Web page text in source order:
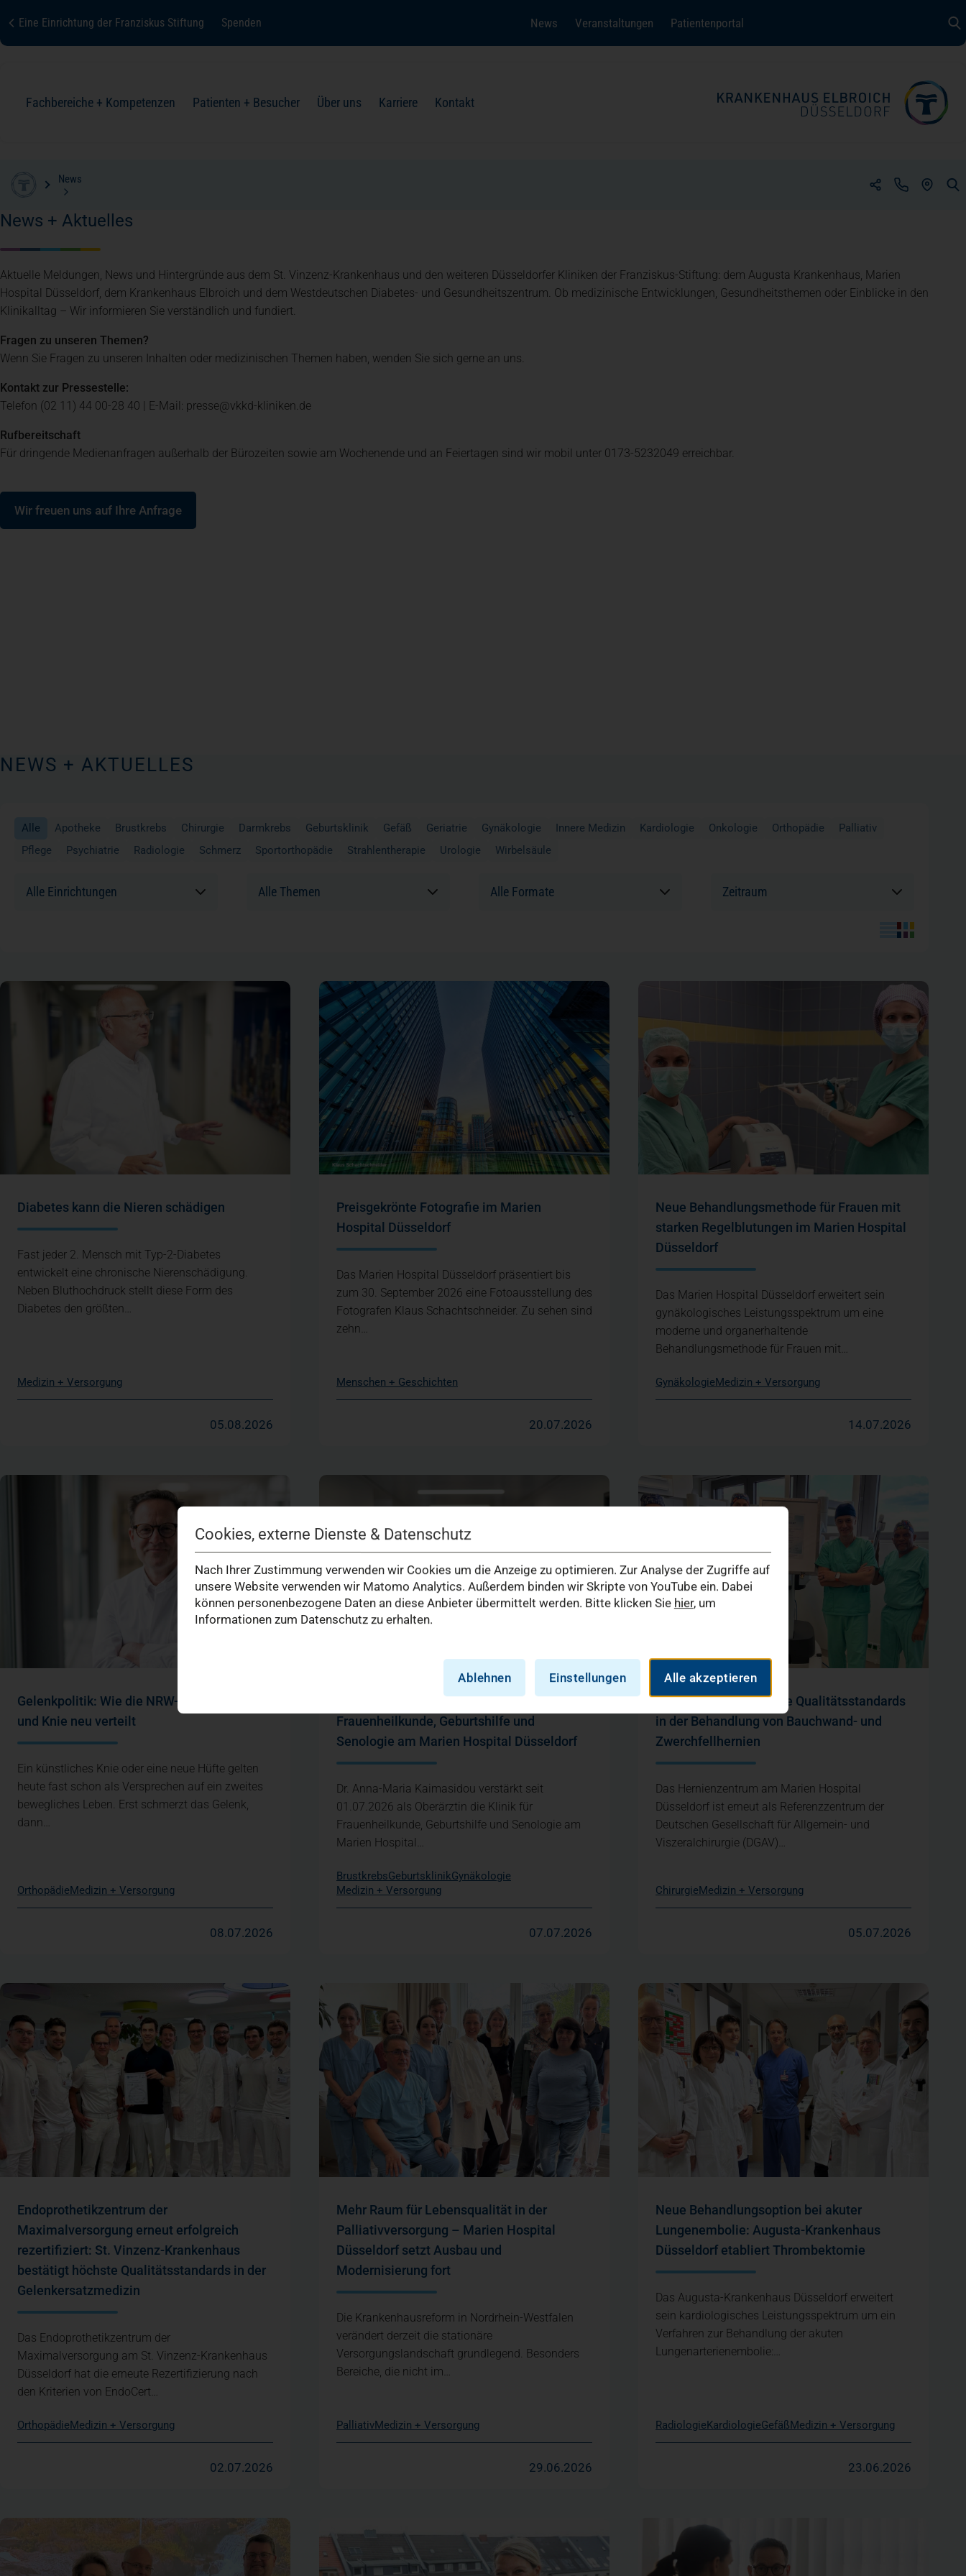
Eine Einrichtung der Franziskus Stiftung Spenden News Veranstaltungen Patientenportal
Fachbereiche + Kompetenzen Patienten + Besucher Über uns Karriere(öffnet in einem neuen Tab)
Kontakt
Fachbereiche + Kompetenzen
Klinik für Geriatrie
Psychiatrie, Psychotherapie und Psychosomatik
Patienten + Besucher
Aufnahme
Aufenthalt
Entlassung
Über uns
Organisation + Struktur
Qualität + Sicherheit
Karriere
Kontakt
News
News + Aktuelles
Aktuelle Meldungen, News und Hintergründe aus dem St. Vinzenz-Krankenhaus und den weiteren Düsseldorfer Kliniken der Franziskus-Stiftung: dem Augusta Krankenhaus, Marien
Hospital Düsseldorf, dem Krankenhaus Elbroich und dem Westdeutschen Diabetes- und Gesundheitszentrum. Ob medizinische Entwicklungen, Gesundheitsthemen oder Einblicke in den
Klinikalltag – Wir informieren Sie verständlich und fundiert.
Fragen zu unseren Themen?
Wenn Sie Fragen zu unseren Inhalten oder medizinischen Themen haben, wenden Sie sich gerne an uns.
Kontakt zur Pressestelle:
Telefon (02 11) 44 00-28 40 | E-Mail: presse@vkkd-kliniken.de
Rufbereitschaft
Für dringende Medienanfragen außerhalb der Bürozeiten sowie am Wochenende und an Feiertagen sind wir mobil unter 0173-5232049 erreichbar.
Wir freuen uns auf Ihre Anfrage
(öffnet in einem neuen Tab)
NEWS + AKTUELLES
Alle Apotheke Brustkrebs Chirurgie Darmkrebs Geburtsklinik Gefäß Geriatrie Gynäkologie Innere Medizin Kardiologie Onkologie Orthopädie
Palliativ
Pflege
Psychiatrie Radiologie Schmerz Sportorthopädie Strahlentherapie Urologie Wirbelsäule
Diabetes kann die Nieren schädigen
Fast jeder 2. Mensch mit Typ-2-Diabetes
entwickelt eine chronische Nierenschädigung.
Neben Bluthochdruck stellt diese Form des
Diabetes den größten…
Medizin + Versorgung
05.08.2026
Preisgekrönte Fotografie im Marien
Hospital Düsseldorf
Das Marien Hospital Düsseldorf präsentiert bis
zum 30. September 2026 eine Fotoausstellung des
Fotografen Klaus Schachtschneider. Zu sehen sind
zehn…
Menschen + Geschichten
20.07.2026
Neue Behandlungsmethode für Frauen mit
starken Regelblutungen im Marien Hospital
Düsseldorf
Das Marien Hospital Düsseldorf erweitert sein
gynäkologisches Leistungsspektrum um eine
moderne und organerhaltende
Behandlungsmethode für Frauen mit…
GynäkologieMedizin + Versorgung
14.07.2026
Gelenkpolitik: Wie die NRW-Reform Hüfte
und Knie neu verteilt
Ein künstliches Knie oder eine neue Hüfte gelten
heute fast schon als Versprechen auf ein zweites
bewegliches Leben. Erst schmerzt das Gelenk,
dann…
OrthopädieMedizin + Versorgung
08.07.2026
Neue Oberärztin verstärkt Klinik für
Frauenheilkunde, Geburtshilfe und
Senologie am Marien Hospital Düsseldorf
Dr. Anna-Maria Kaimasidou verstärkt seit
01.07.2026 als Oberärztin die Klinik für
Frauenheilkunde, Geburtshilfe und Senologie am
Marien Hospital…
BrustkrebsGeburtsklinikGynäkologie
Medizin + Versorgung
07.07.2026
DGAV bestätigt höchste Qualitätsstandards
in der Behandlung von Bauchwand- und
Zwerchfellhernien
Das Hernienzentrum am Marien Hospital
Düsseldorf ist erneut als Referenzzentrum der
Deutschen Gesellschaft für Allgemein- und
Viszeralchirurgie (DGAV)…
ChirurgieMedizin + Versorgung
05.07.2026
Endoprothetikzentrum der
Maximalversorgung erneut erfolgreich
rezertifiziert: St. Vinzenz-Krankenhaus
bestätigt höchste Qualitätsstandards in der
Gelenkersatzmedizin
Das Endoprothetikzentrum der
Maximalversorgung am St. Vinzenz-Krankenhaus
Düsseldorf hat die erneute Rezertifizierung nach
den Kriterien von EndoCert…
OrthopädieMedizin + Versorgung
02.07.2026
Mehr Raum für Lebensqualität in der
Palliativversorgung – Marien Hospital
Düsseldorf setzt Ausbau und
Modernisierung fort
Die Krankenhausreform in Nordrhein-Westfalen
verändert derzeit die stationäre
Versorgungslandschaft grundlegend. Besonders
Bereiche, die nicht im…
PalliativMedizin + Versorgung
29.06.2026
Neue Behandlungsoption bei akuter
Lungenembolie: Augusta-Krankenhaus
Düsseldorf etabliert Thrombektomie
Das Augusta-Krankenhaus Düsseldorf erweitert
sein kardiologisches Leistungsspektrum um ein
Verfahren zur Behandlung der akuten
Lungenarterienembolie:…
RadiologieKardiologieGefäßMedizin + Versorgung
23.06.2026
Cookies, externe Dienste & Datenschutz
Nach Ihrer Zustimmung verwenden wir Cookies um die Anzeige zu optimieren. Zur Analyse der Zugriffe auf
unsere Website verwenden wir Matomo Analytics. Außerdem binden wir Skripte von YouTube ein. Dabei
können personenbezogene Daten an diese Anbieter übermittelt werden. Bitte klicken Sie hier, um
Informationen zum Datenschutz zu erhalten.
Ablehnen Einstellungen Alle akzeptieren